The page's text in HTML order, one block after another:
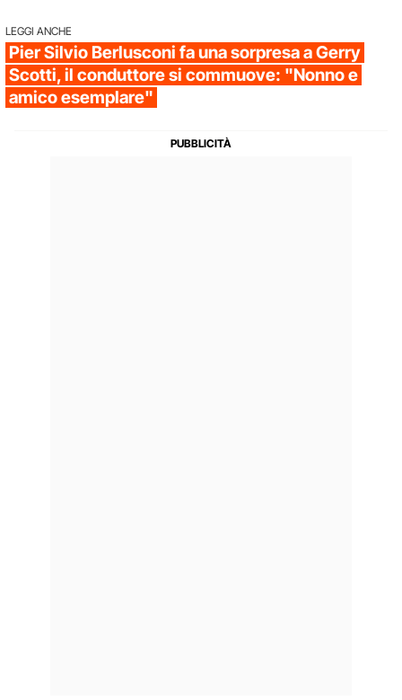
LEGGI ANCHE
Pier Silvio Berlusconi fa una sorpresa a Gerry
Scotti, il conduttore si commuove: "Nonno e
amico esemplare"